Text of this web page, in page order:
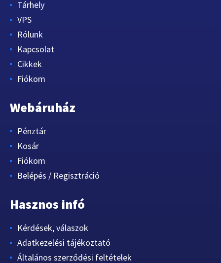
Tárhely
VPS
Rólunk
Kapcsolat
Cikkek
Fiókom
Webáruház
Pénztár
Kosár
Fiókom
Belépés / Regisztráció
Hasznos infó
Kérdések, válaszok
Adatkezelési tájékoztató
Általános szerződési feltételek